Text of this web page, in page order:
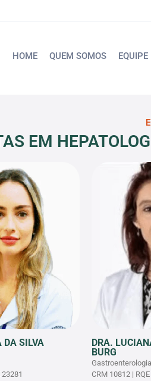
HOME QUEM SOMOS EQUIPE
EM
DA SILVA
23281
DRA.
BURG
CRM 10812 |